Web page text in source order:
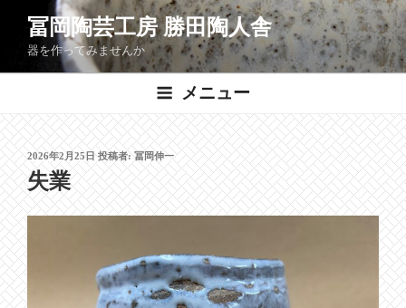
ン
へ
ス
キ
ッ
プ
冨岡陶芸工房 勝田陶人舎
器を作ってみませんか
メニュー
投
稿
日:
2026年2月25日投稿者:冨岡伸一
失業